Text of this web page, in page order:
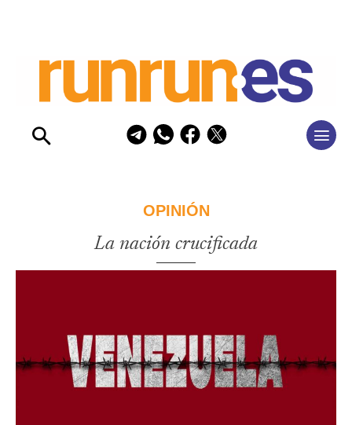
OPINIÓN
La nación crucificada